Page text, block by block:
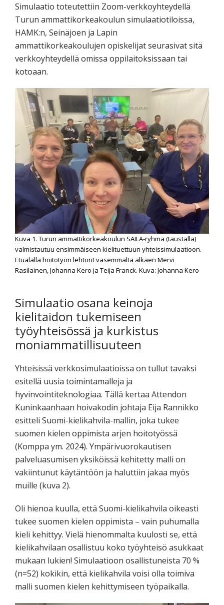
Simulaatio toteutettiin Zoom-verkkoyhteydellä
Turun ammattikorkeakoulun simulaatiotiloissa,
HAMK:n, Seinäjoen ja Lapin
ammattikorkeakoulujen opiskelijat seurasivat sitä
verkkoyhteydellä omissa oppilaitoksissaan tai
kotoaan.
Kuva 1. Turun ammattikorkeakoulun SAILA-ryhmä (taustalla)
valmistautuu ensimmäiseen kielituettuun yhteissimulaatioon.
Etualalla hoitotyön lehtorit vasemmalta alkaen Mervi
Rasilainen, Johanna Kero ja Teija Franck. Kuva: Johanna Kero
Simulaatio osana keinoja
kielitaidon tukemiseen
työyhteisössä ja kurkistus
moniammatillisuuteen
Yhteisissä verkkosimulaatioissa on tullut tavaksi
esitellä uusia toimintamalleja ja
hyvinvointiteknologiaa. Tällä kertaa Attendon
Kuninkaanhaan hoivakodin johtaja Eija Rannikko
esitteli Suomi-kielikahvila-mallin, joka tukee
suomen kielen oppimista arjen hoitotyössä
(Komppa ym. 2024). Ympärivuorokautisen
palveluasumisen yksiköissä kehitetty malli on
vakiintunut käytäntöön ja haluttiin jakaa myös
muille (kuva 2).
Oli hienoa kuulla, että Suomi-kielikahvila oikeasti
tukee suomen kielen oppimista – vain puhumalla
kieli kehittyy. Vielä hienommalta kuulosti se, että
kielikahvilaan osallistuu koko työyhteisö asukkaat
mukaan lukien! Simulaatioon osallistuneista 70 %
(n=52) kokikin, että kielikahvila voisi olla toimiva
malli suomen kielen kehittymiseen työpaikalla.